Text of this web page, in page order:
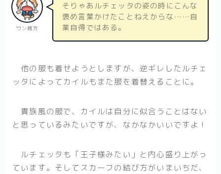
ワン親方
そりゃあルチェッタの姿の時にこんな
褒め言葉かけたことねえからな……自
業自得ではある。
他の服も着せようとしますが、逆ギレしたルチェ
ッタによってカイルもまた服を着替えることに。
貴族風の服で、カイルは自分に似合うことはない
と思っているみたいですが、なかなかいいですよ！
ルチェッタも「王子様みたい」と内心盛り上がっ
ています。そしてスカーフの結び方がいまいちだ、